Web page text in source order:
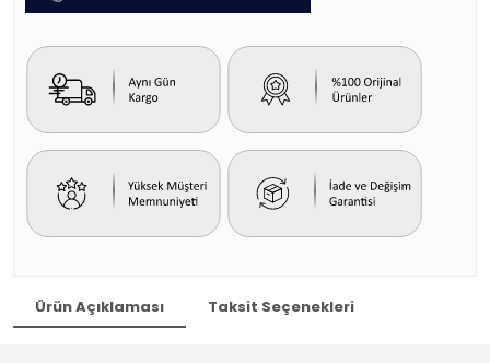
Ürün Açıklaması Taksit Seçenekleri